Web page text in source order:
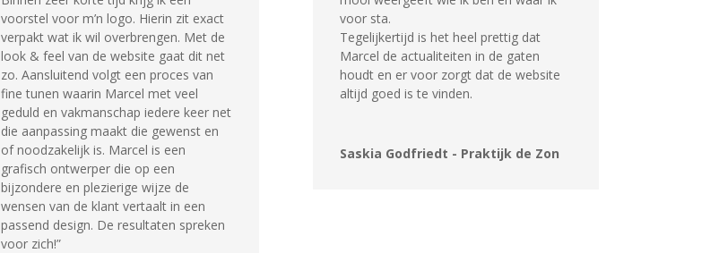
voorstel voor m’n logo. Hierin zit exact
verpakt wat ik wil overbrengen. Met de
look & feel van de website gaat dit net
zo. Aansluitend volgt een proces van
fine tunen waarin Marcel met veel
geduld en vakmanschap iedere keer net
die aanpassing maakt die gewenst en
of noodzakelijk is. Marcel is een
grafisch ontwerper die op een
bijzondere en plezierige wijze de
wensen van de klant vertaalt in een
passend design. De resultaten spreken
voor zich!”
voor sta.
Tegelijkertijd is het heel prettig dat
Marcel de actualiteiten in de gaten
houdt en er voor zorgt dat de website
altijd goed is te vinden.
Saskia Godfriedt - Praktijk de Zon